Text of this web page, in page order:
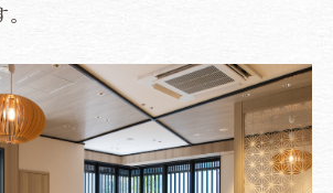
情報 アクセス施設情報
お問い合わせ